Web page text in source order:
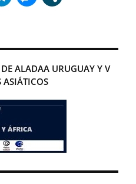
ALADAA URUGUAY Y V
ASIÁTICOS